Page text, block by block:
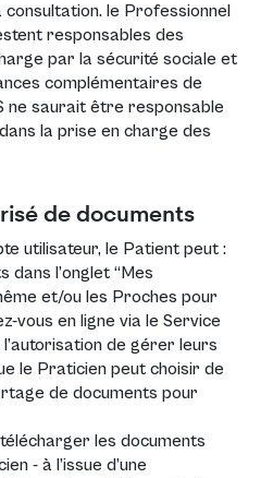
le Professionnel
responsables des
par la sécurité sociale et
complémentaires de
ne saurait être responsable
la prise en charge des
de documents
utilisateur, le Patient peut :
dans l’onglet “Mes
et/ou les Proches pour
vous en ligne via le Service
de gérer leurs
le Praticien peut choisir de
de documents pour
les documents
- à l’issue d’une